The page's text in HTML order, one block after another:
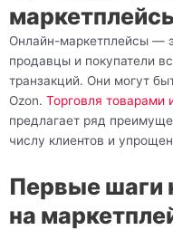
Онлайн-маркетплейсы —
продавцы и покупатели
транзакций. Они могут
Ozon. Торговля товарами
предлагает ряд
числу клиентов и
Первые шаги
на